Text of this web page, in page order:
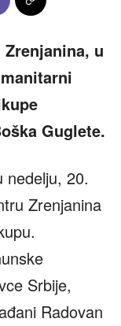
u
Guglete.
nedelju, 20.
Zrenjanina
Srbije,
Radovan